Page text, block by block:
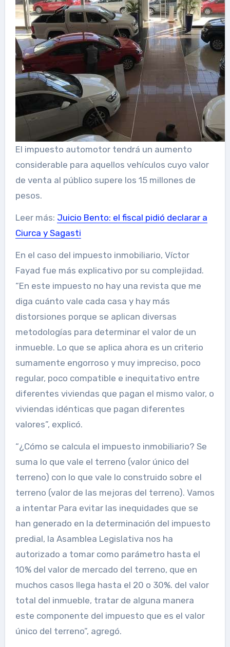
El impuesto automotor tendrá un aumento
considerable para aquellos vehículos cuyo valor
de venta al público supere los 15 millones de
pesos.
Leer más: Juicio Bento: el fiscal pidió declarar a
Ciurca y Sagasti
En el caso del impuesto inmobiliario, Víctor
Fayad fue más explicativo por su complejidad.
“En este impuesto no hay una revista que me
diga cuánto vale cada casa y hay más
distorsiones porque se aplican diversas
metodologías para determinar el valor de un
inmueble. Lo que se aplica ahora es un criterio
sumamente engorroso y muy impreciso, poco
regular, poco compatible e inequitativo entre
diferentes viviendas que pagan el mismo valor, o
viviendas idénticas que pagan diferentes
valores”, explicó.
“¿Cómo se calcula el impuesto inmobiliario? Se
suma lo que vale el terreno (valor único del
terreno) con lo que vale lo construido sobre el
terreno (valor de las mejoras del terreno). Vamos
a intentar Para evitar las inequidades que se
han generado en la determinación del impuesto
predial, la Asamblea Legislativa nos ha
autorizado a tomar como parámetro hasta el
10% del valor de mercado del terreno, que en
muchos casos llega hasta el 20 o 30%. del valor
total del inmueble, tratar de alguna manera
este componente del impuesto que es el valor
único del terreno”, agregó.